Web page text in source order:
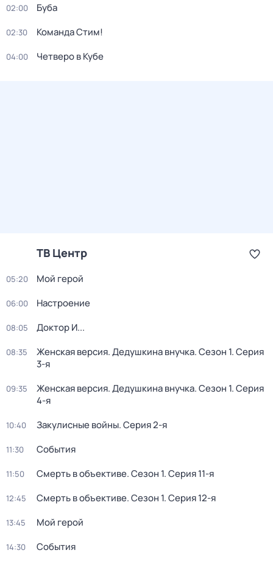
02:00 Буба
02:30 Команда Стим!
04:00 Четверо в Кубе
ТВ Центр
05:20 Мой герой
06:00 Настроение
08:05 Доктор И...
08:35 Женская версия. Дедушкина внучка. Сезон 1. Серия
3-я
09:35 Женская версия. Дедушкина внучка. Сезон 1. Серия
4-я
10:40 Закулисные войны. Серия 2-я
11:30 События
11:50 Смерть в объективе. Сезон 1. Серия 11-я
12:45 Смерть в объективе. Сезон 1. Серия 12-я
13:45 Мой герой
14:30 События